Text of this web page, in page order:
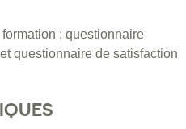
; questionnaire
questionnaire de satisfaction